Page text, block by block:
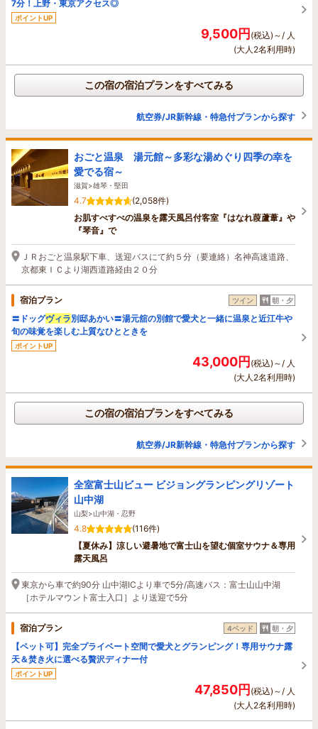
7分！上野・東京アクセス◎
ポイントUP
9,500円(税込)～/ 人
(大人2名利用時)
この宿の宿泊プランをすべてみる
航空券/JR新幹線・特急付プランから探す
おごと温泉 湯元館～多彩な湯めぐり四季の幸を
愛でる宿～
滋賀>雄琴・堅田
4.7
(2,058件)
お肌すべすべの温泉を露天風呂付客室『はなれ葭蘆葦』や
『琴音』で
ＪＲおごと温泉駅下車、送迎バスにて約５分（要連絡）名神高速道路、
京都東ＩＣより湖西道路経由２０分
宿泊プラン ツイン 朝・夕
〓ドッグヴィラ別邸あかい〓湯元舘の別館で愛犬と一緒に温泉と近江牛や
旬の味覚を楽しむ上質なひとときを
ポイントUP
43,000円(税込)～/ 人
(大人2名利用時)
この宿の宿泊プランをすべてみる
航空券/JR新幹線・特急付プランから探す
全室富士山ビュー ビジョングランピングリゾート
山中湖
山梨>山中湖・忍野
4.8
(116件)
【夏休み】涼しい避暑地で富士山を望む個室サウナ＆専用
露天風呂
東京から車で約90分 山中湖ICより車で5分/高速バス：富士山山中湖
［ホテルマウント富士入口］より送迎で5分
宿泊プラン 4ベッド 朝・夕
【ペット可】完全プライベート空間で愛犬とグランピング！専用サウナ露
天＆焚き火に選べる贅沢ディナー付
ポイントUP
47,850円(税込)～/ 人
(大人2名利用時)